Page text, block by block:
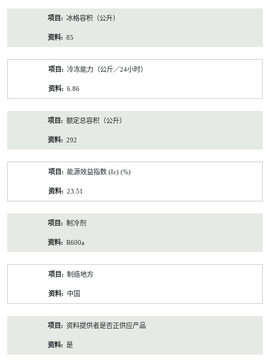
冰格容积（公升）
85
冷冻能力（公斤／24小时）
6.86
额定总容积（公升）
292
能源效益指数 (Iε) (%)
23.51
制冷剂
R600a
制造地方
中国
资料提供者是否正供应产品
是